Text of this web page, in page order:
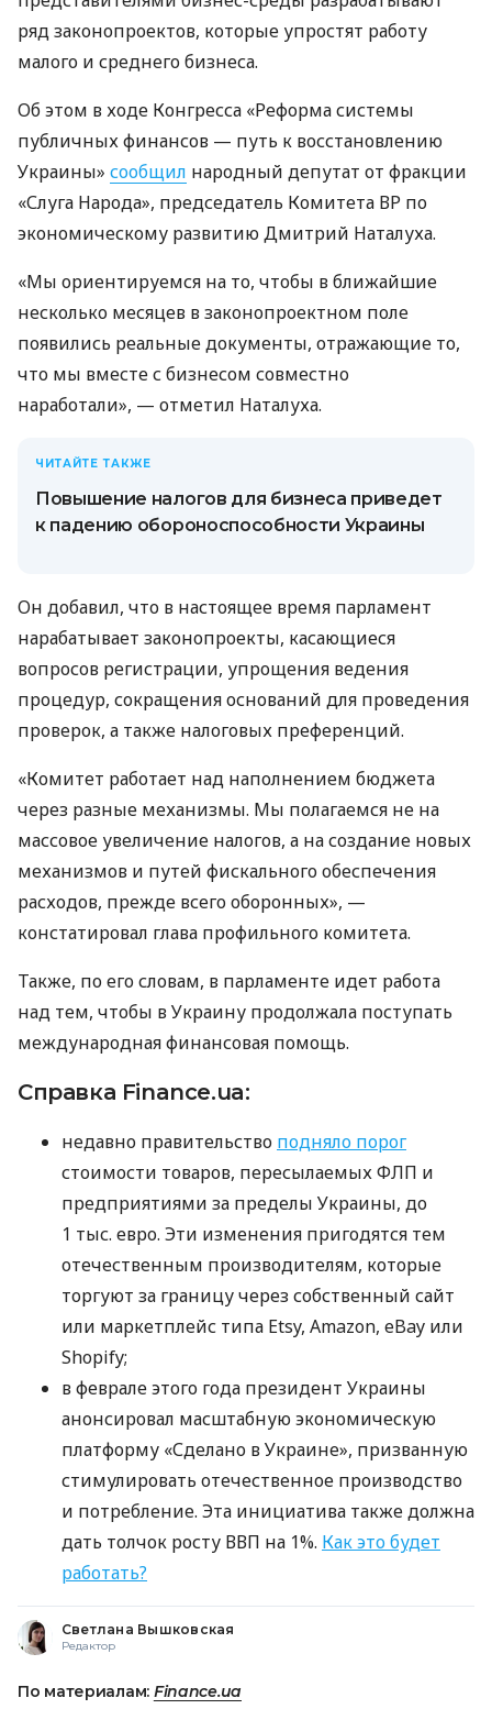
ряд законопроектов, которые упростят работу
малого и среднего бизнеса.
Об этом в ходе Конгресса «Реформа системы
публичных финансов — путь к восстановлению
Украины» сообщил народный депутат от фракции
«Слуга Народа», председатель Комитета ВР по
экономическому развитию Дмитрий Наталуха.
«Мы ориентируемся на то, чтобы в ближайшие
несколько месяцев в законопроектном поле
появились реальные документы, отражающие то,
что мы вместе с бизнесом совместно
наработали», — отметил Наталуха.
ЧИТАЙТЕ ТАКЖЕ
Повышение налогов для бизнеса приведет
к падению обороноспособности Украины
Он добавил, что в настоящее время парламент
нарабатывает законопроекты, касающиеся
вопросов регистрации, упрощения ведения
процедур, сокращения оснований для проведения
проверок, а также налоговых преференций.
«Комитет работает над наполнением бюджета
через разные механизмы. Мы полагаемся не на
массовое увеличение налогов, а на создание новых
механизмов и путей фискального обеспечения
расходов, прежде всего оборонных», —
констатировал глава профильного комитета.
Также, по его словам, в парламенте идет работа
над тем, чтобы в Украину продолжала поступать
международная финансовая помощь.
Справка Finance.ua:
недавно правительство подняло порог
стоимости товаров, пересылаемых ФЛП и
предприятиями за пределы Украины, до
1 тыс. евро. Эти изменения пригодятся тем
отечественным производителям, которые
торгуют за границу через собственный сайт
или маркетплейс типа Etsy, Amazon, eBay или
Shopify;
в феврале этого года президент Украины
анонсировал масштабную экономическую
платформу «Сделано в Украине», призванную
стимулировать отечественное производство
и потребление. Эта инициатива также должна
дать толчок росту ВВП на 1%. Как это будет
работать?
Светлана Вышковская
Редактор
По материалам: Finance.ua